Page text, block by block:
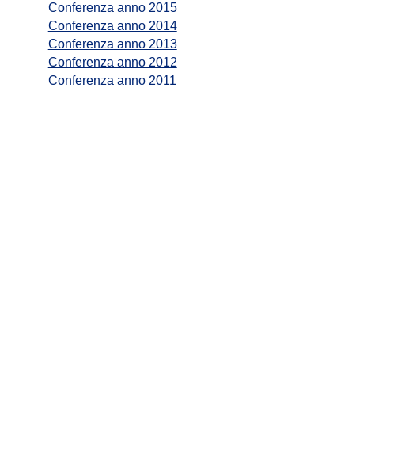
Conferenza anno 2015
Conferenza anno 2014
Conferenza anno 2013
Conferenza anno 2012
Conferenza anno 2011